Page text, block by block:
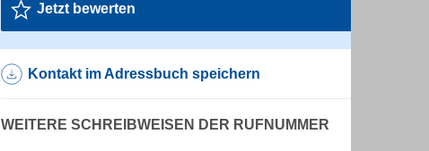
Jetzt bewerten
Kontakt im Adressbuch speichern
WEITERE SCHREIBWEISEN DER RUFNUMMER